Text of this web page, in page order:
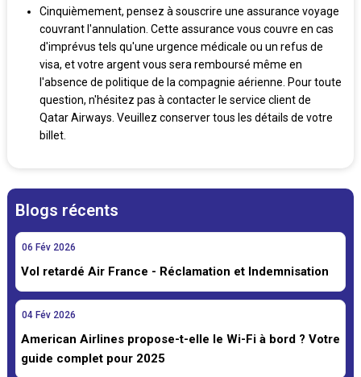
Cinquièmement, pensez à souscrire une assurance voyage
couvrant l'annulation. Cette assurance vous couvre en cas
d'imprévus tels qu'une urgence médicale ou un refus de
visa, et votre argent vous sera remboursé même en
l'absence de politique de la compagnie aérienne. Pour toute
question, n'hésitez pas à contacter le service client de
Qatar Airways. Veuillez conserver tous les détails de votre
billet.
Blogs récents
06 Fév 2026
Vol retardé Air France - Réclamation et Indemnisation
04 Fév 2026
American Airlines propose-t-elle le Wi-Fi à bord ? Votre
guide complet pour 2025